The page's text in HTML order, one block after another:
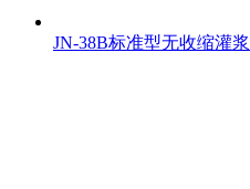
JN-38B标准型无收缩灌